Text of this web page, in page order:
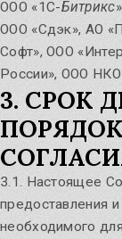
ООО «1С-Битрикс
ООО «Сдэк», АО
Софт», ООО
России», ООО
3. СРОК
3.1. Настоящее
предоставления
необходимого